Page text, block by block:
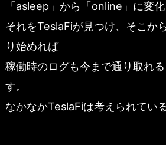
「asleep」から「online」に変
それをTeslaFiが見つけ、そこか
り始めれば
稼働時のログも今まで通り取れ
す。
なかなかTeslaFiは考えられてい